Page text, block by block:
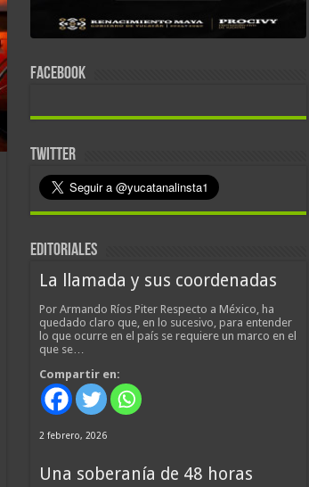
FACEBOOK
TWITTER
EDITORIALES
La llamada y sus coordenadas
Por Armando Ríos Piter Respecto a México, ha
quedado claro que, en lo sucesivo, para entender
lo que ocurre en el país se requiere un marco en el
que se…
Compartir en:
2 febrero, 2026
Una soberanía de 48 horas